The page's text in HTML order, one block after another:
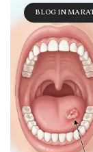
BLOG IN